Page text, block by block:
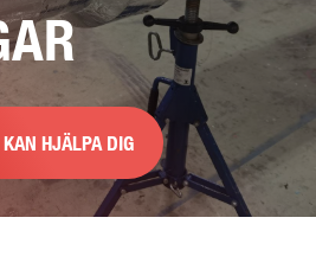
HJÄLPA DIG